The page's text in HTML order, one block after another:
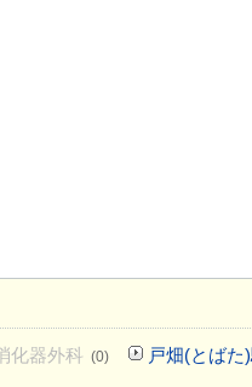
化器外科 (0) 戸畑(とばた